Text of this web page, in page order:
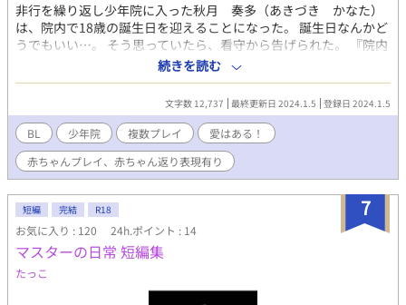
非行を繰り返し少年院に入った秋月 奏多（あきづき かなた）
は、院内で18歳の誕生日を迎えることになった。 誕生日なんかど
うでもいい…。 そう思っていたら、看守から告げられた。 『院内
で18歳を迎えた少年の、成人式を行う。』 その成人式とは、奉仕
の精神を学ぶための矯正教育で、少年院の運営費用を援助してく
れるスポンサー達へ、非行少年達が性的に奉仕するという内容だ
った…。 秋月 奏多（あきづき かなた）18歳 子育てに無関心な
母親に育てられた。 度重なる非行により母親が養育を拒否したた
め、少年院送りとなる。 四菱 亜蓮（よつびし あれん） スポ
ンサー。日本を代表する財閥の有力者で、近寄り難い程の美貌の
持ち主。立場上、少年院や刑務所のスポンサー行事に顔は出すも
ののサービスを受けたことはなかったが、奏多のことを気に入
る。 阿久津 馨（あくつ かおる） スポンサー。中性的な美貌の
高名な精神科医。日頃から非行少年の更生に尽力しており、根が
純情で更生の可能性が高い奏多のことを気に入る。 ＊おちゃらけ
&とんでも設定なので、心の広い方向けです。
続きを読む
文字数 12,737 最終更新日 2024.1.5 登録日 2024.1.5
BL 少年院 複数プレイ
愛はある！
赤ちゃんプレイ、赤ちゃん返り表現有り
7
短編 完結 R18
お気に入り : 120 24h.ポイント : 14
マスターの日常 短編集
たっこ